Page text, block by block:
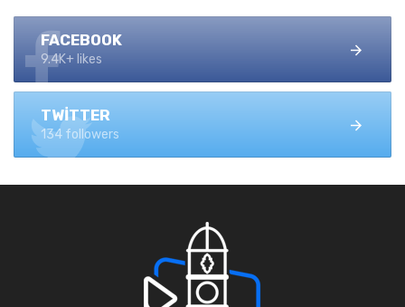
FACEBOOK
9.4K+ likes
TWITTER
134 followers